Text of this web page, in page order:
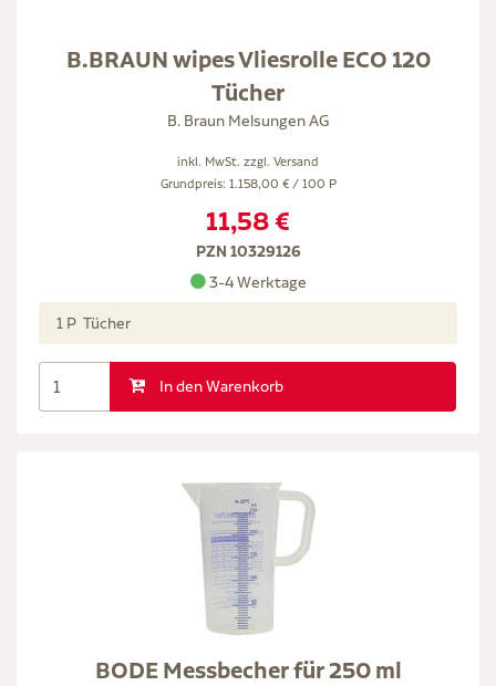
B.BRAUN wipes Vliesrolle ECO 120
Tücher
B. Braun Melsungen AG
inkl. MwSt. zzgl. Versand
Grundpreis: 1.158,00 € / 100 P
11,58 €
PZN 10329126
3-4 Werktage
1 P Tücher
In den Warenkorb
BODE Messbecher für 250 ml